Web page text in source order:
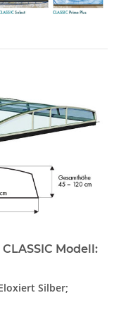
Modell:
Silber;